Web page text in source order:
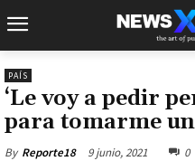
PAÍS
‘Le voy a pedir
para tomarme
By Reporte18 9 junio, 2021 0